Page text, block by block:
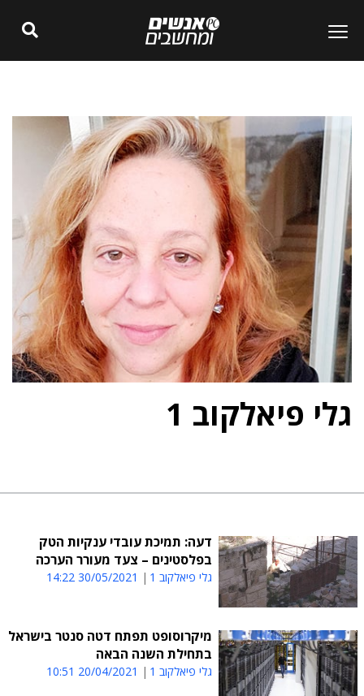
גלי פיאלקוב 1
דעה: תמיכת עובדי ענקיות הטק
בפלסטינים – צעד מעורר הערכה
גלי פיאלקוב 1 30/05/2021 14:22
מיקרוסופט תפתח דטה סנטר בישראל
בתחילת השנה הבאה
גלי פיאלקוב 1 20/04/2021 10:51